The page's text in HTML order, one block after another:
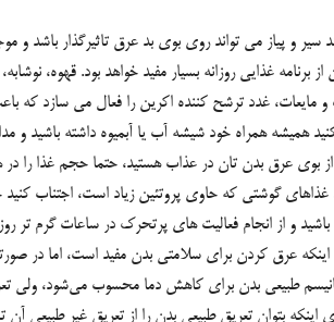
سير و پياز مي تواند روي بوي بد عرق تاثيرگذار
غذايي روزانه بسيار مفيد خواهد بود. قهوه،
مايعات، غدد ترشح کننده اکرين را فعال مي سازد که
هميشه همراه خود شيشه آب يا آبميوه داشته باشيد و
از بوي عرق بدن تان در عذاب هستيد، حتما حجم غذا را
غذاهاي گوشتي که حاوي پروتئين زياد است، اجتناب
و از انجام فعاليت هاي پرتحرک در ساعات گرم
اینکه عرق کردن برای سلامتی بدن مفید است، اما در
طبیعی بدن برای کاهش دما محسوب می‌شود، ولی
اینکه بتوان تعریق طبیعی بدن را از تعریق غیر طبیعی